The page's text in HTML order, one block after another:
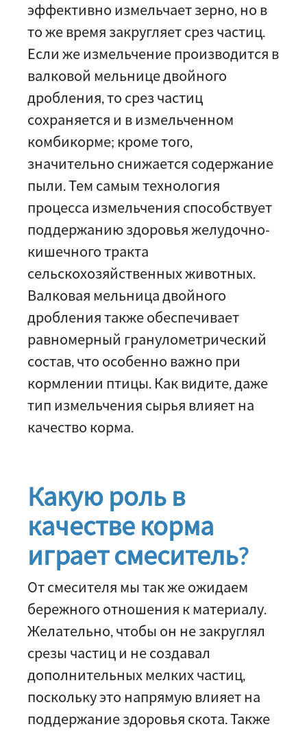
эффективно измельчает зерно, но в
то же время закругляет срез частиц.
Если же измельчение производится в
валковой мельнице двойного
дробления, то срез частиц
сохраняется и в измельченном
комбикорме; кроме того,
значительно снижается содержание
пыли. Тем самым технология
процесса измельчения способствует
поддержанию здоровья желудочно-
кишечного тракта
сельскохозяйственных животных.
Валковая мельница двойного
дробления также обеспечивает
равномерный гранулометрический
состав, что особенно важно при
кормлении птицы. Как видите, даже
тип измельчения сырья влияет на
качество корма.
Какую роль в
качестве корма
играет смеситель?
От смесителя мы так же ожидаем
бережного отношения к материалу.
Желательно, чтобы он не закруглял
срезы частиц и не создавал
дополнительных мелких частиц,
поскольку это напрямую влияет на
поддержание здоровья скота. Также